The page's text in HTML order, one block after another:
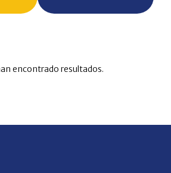
encontrado resultados.